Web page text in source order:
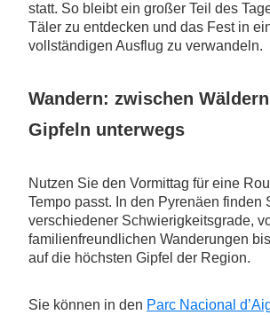
statt. So bleibt ein großer Teil des
Täler zu entdecken und das Fest in
vollständigen Ausflug zu verwandeln.
Wandern: zwischen
Gipfeln unterwegs
Nutzen Sie den Vormittag für eine
Tempo passt. In den Pyrenäen finden
verschiedener Schwierigkeitsgrade,
familienfreundlichen Wanderungen
auf die höchsten Gipfel der Region.
Sie können in den Parc Nacional